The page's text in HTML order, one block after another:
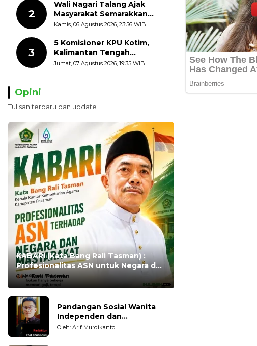
2
Wali Nagari Talang Ajak
Masyarakat Semarakkan
HUT ke-81 Kemerdekaan RI
Bendera Merah Putih
Kamis, 06 Agustus 2026, 23:56 WIB
3
5 Komisioner KPU Kotim,
Kalimantan Tengah
Ditetapkan Tersangka,
Jumat, 07 Agustus 2026, 19:35 WIB
Opini
Tulisan terbaru dan update
KABARI (Kata Bang Rali Tasman) :
Profesionalitas ASN untuk Negara dan
Masyarakat
Oleh:Rali Tasman
Pandangan Sosial Wanita
Independen dan
Karakteristiknya
Oleh: Arif Murdikanto